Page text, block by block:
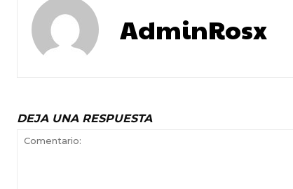
AdminRosx
DEJA UNA RESPUESTA